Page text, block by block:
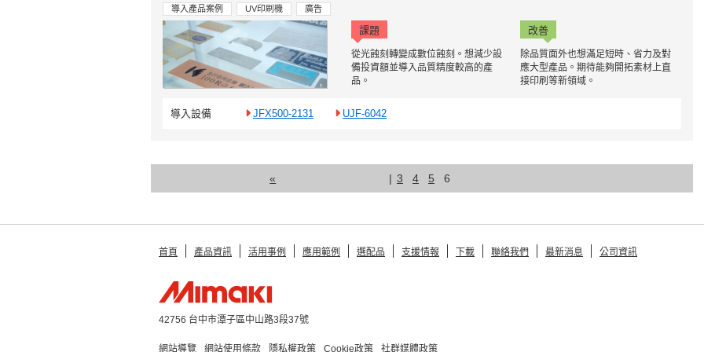
導入產品案例 UV印刷機 廣告
課題 改善
從光蝕刻轉變成數位蝕刻。想減少設
備投資額並導入品質精度較高的產
品。
除品質面外也想滿足短時、省力及對
應大型產品。期待能夠開拓素材上直
接印刷等新領域。
導入設備 JFX500-2131 UJF-6042
« | 3 4 5 6
首頁 產品資訊 活用事例 應用範例 選配品 支援情報 下載 聯絡我們 最新消息 公司資訊
42756 台中市潭子區中山路3段37號
網站導覽 網站使用條款 隱私權政策 Cookie政策 社群媒體政策